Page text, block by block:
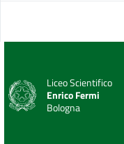
Liceo Scientifico
Enrico Fermi
Bologna